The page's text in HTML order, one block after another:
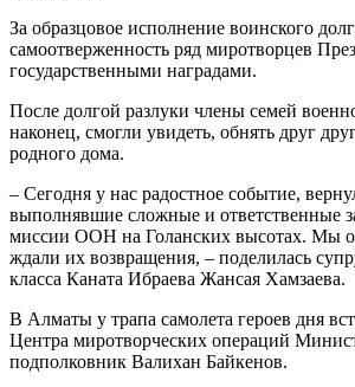
За образцовое исполнение воинского
самоотверженность ряд миротворцев
государственными наградами.
После долгой разлуки члены семей
наконец, смогли увидеть, обнять друг
родного дома.
– Сегодня у нас радостное событие,
выполнявшие сложные и ответственные
миссии ООН на Голанских высотах. Мы
ждали их возвращения, – поделилась
класса Каната Ибраева Жансая Хамзаева.
В Алматы у трапа самолета героев дня
Центра миротворческих операций
подполковник Валихан Байкенов.